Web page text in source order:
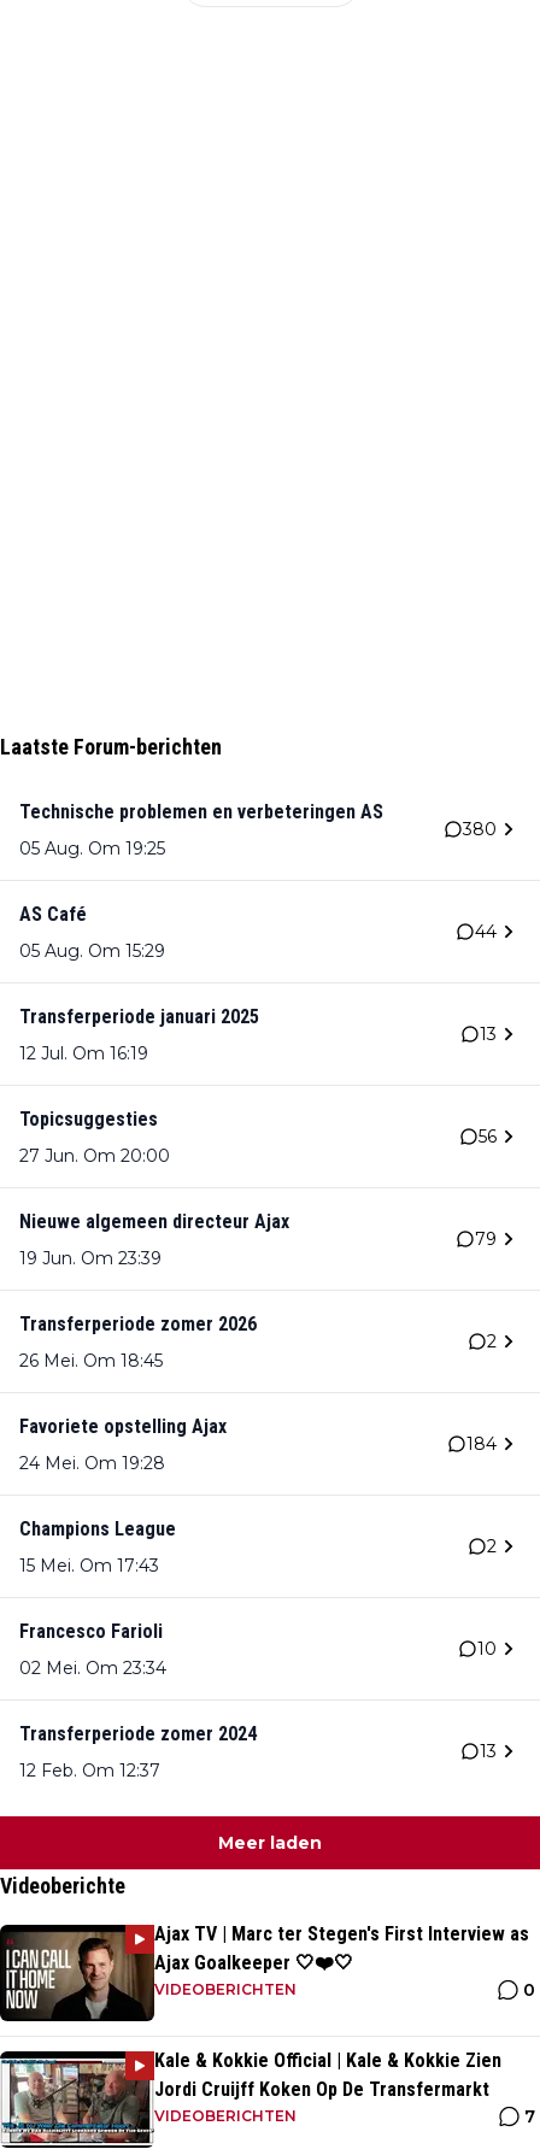
Laatste Forum-berichten
Technische problemen en verbeteringen AS
05 Aug. Om 19:25
380
AS Café
05 Aug. Om 15:29
44
Transferperiode januari 2025
12 Jul. Om 16:19
13
Topicsuggesties
27 Jun. Om 20:00
56
Nieuwe algemeen directeur Ajax
19 Jun. Om 23:39
79
Transferperiode zomer 2026
26 Mei. Om 18:45
2
Favoriete opstelling Ajax
24 Mei. Om 19:28
184
Champions League
15 Mei. Om 17:43
2
Francesco Farioli
02 Mei. Om 23:34
10
Transferperiode zomer 2024
12 Feb. Om 12:37
13
Meer laden
Videoberichte
Ajax TV | Marc ter Stegen's First Interview as
Ajax Goalkeeper 🤍❤️🤍
VIDEOBERICHTEN 0
Kale & Kokkie Official | Kale & Kokkie Zien
Jordi Cruijff Koken Op De Transfermarkt
VIDEOBERICHTEN 7